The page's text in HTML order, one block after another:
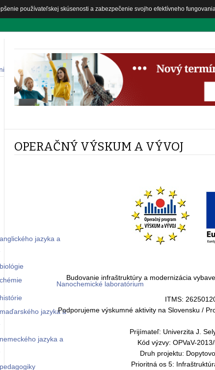
jazyka a
Nanochemické laboratórium
jazyka a
jazyka a
OPERAČNÝ VÝSKUM A VÝVOJ
Budovanie infraštruktúry a modernizácia
ITMS:
Podporujeme výskumné aktivity na Slovensku /
Prijímateľ: Univerzita J.
Kód výzvy: OPVaV-
Druh projektu:
Prioritná os 5:
používateľskej skúsenosti a zabezpečenie svojho efektívneho